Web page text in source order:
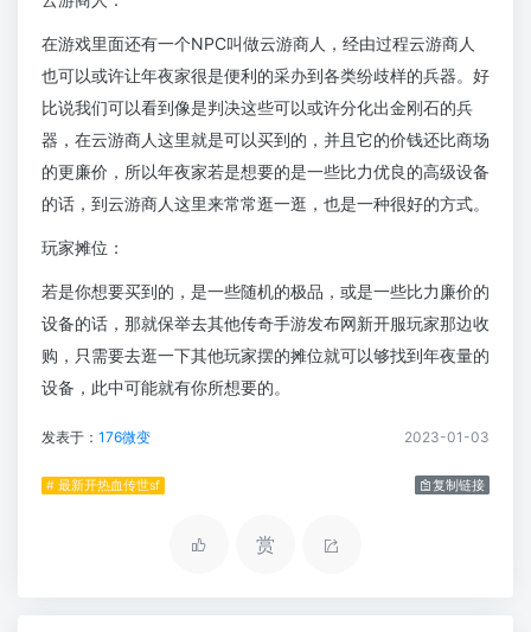
在游戏里面还有一个NPC叫做云游商人，经由过程云游商人
也可以或许让年夜家很是便利的采办到各类纷歧样的兵器。好
比说我们可以看到像是判决这些可以或许分化出金刚石的兵
器，在云游商人这里就是可以买到的，并且它的价钱还比商场
的更廉价，所以年夜家若是想要的是一些比力优良的高级设备
的话，到云游商人这里来常常逛一逛，也是一种很好的方式。
玩家摊位：
若是你想要买到的，是一些随机的极品，或是一些比力廉价的
设备的话，那就保举去其他传奇手游发布网新开服玩家那边收
购，只需要去逛一下其他玩家摆的摊位就可以够找到年夜量的
设备，此中可能就有你所想要的。
发表于： 176微变 2023-01-03
# 最新开热血传世sf 复制链接
赏